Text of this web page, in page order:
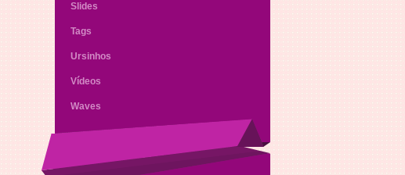
Slides
Tags
Ursinhos
Vídeos
Waves